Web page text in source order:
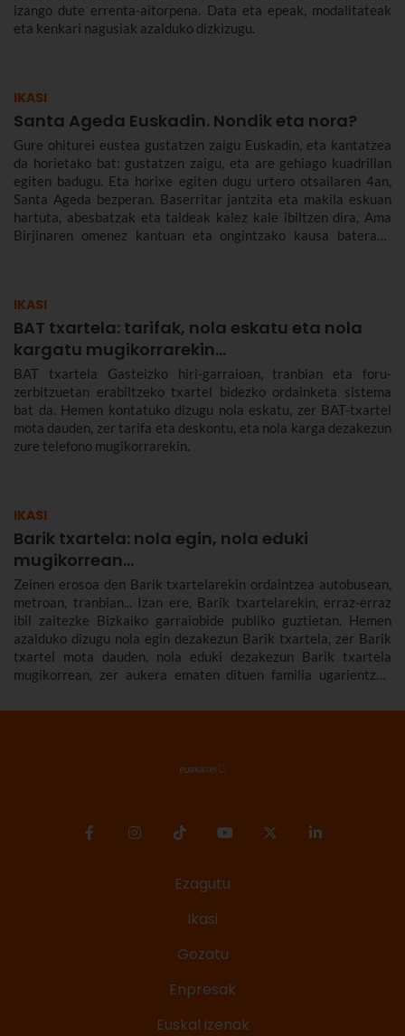
izango dute errenta-aitorpena. Data eta epeak, modalitateak
eta kenkari nagusiak azalduko dizkizugu.
IKASI
Santa Ageda Euskadin. Nondik eta nora?
Gure ohiturei eustea gustatzen zaigu Euskadin, eta kantatzea
da horietako bat: gustatzen zaigu, eta are gehiago kuadrillan
egiten badugu. Eta horixe egiten dugu urtero otsailaren 4an,
Santa Ageda bezperan. Baserritar jantzita eta makila eskuan
hartuta, abesbatzak eta taldeak kalez kale ibiltzen dira, Ama
Birjinaren omenez kantuan eta ongintzako kausa baterako
IKASI
BAT txartela: tarifak, nola eskatu eta nola
kargatu mugikorrarekin...
BAT txartela Gasteizko hiri-garraioan, tranbian eta foru-
zerbitzuetan erabiltzeko txartel bidezko ordainketa sistema
bat da. Hemen kontatuko dizugu nola eskatu, zer BAT-txartel
mota dauden, zer tarifa eta deskontu, eta nola karga dezakezun
zure telefono mugikorrarekin.
IKASI
Barik txartela: nola egin, nola eduki
mugikorrean...
Zeinen erosoa den Barik txartelarekin ordaintzea autobusean,
metroan, tranbian... Izan ere, Barik txartelarekin, erraz-erraz
ibil zaitezke Bizkaiko garraiobide publiko guztietan. Hemen
azalduko dizugu nola egin dezakezun Barik txartela, zer Barik
txartel mota dauden, nola eduki dezakezun Barik txartela
mugikorrean, zer aukera ematen dituen familia ugarientzat,
Ezagutu
Ikasi
Gozatu
Enpresak
Euskal izenak